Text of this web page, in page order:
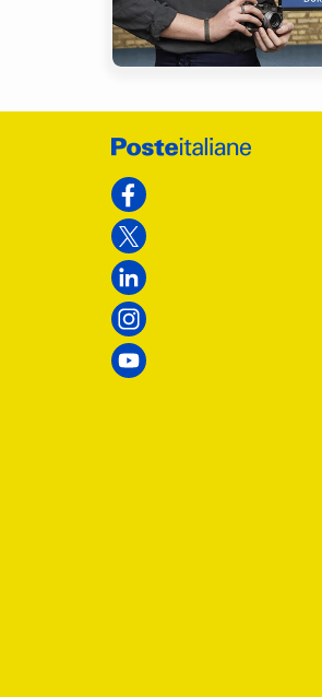
Footer
Poste
Italiane